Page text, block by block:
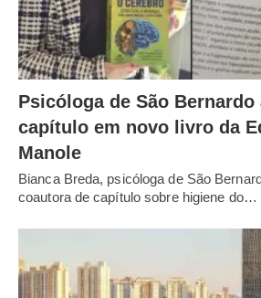
Psicóloga de São Bernardo
capítulo em novo livro da
Manole
Bianca Breda, psicóloga de São
coautora de capítulo sobre higiene do…